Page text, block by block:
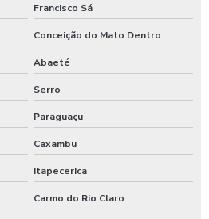
moedas
pix
Francisco Sá
Conceição do Mato Dentro
Abaeté
Serro
Paraguaçu
Caxambu
Itapecerica
Carmo do Rio Claro